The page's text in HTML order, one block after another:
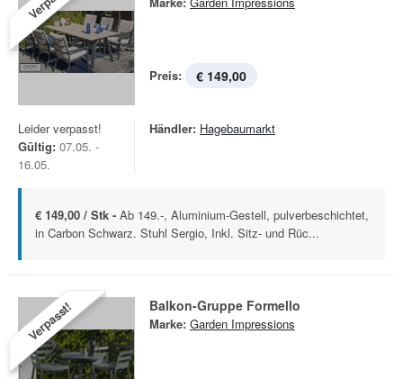
Preis: € 149,00
Leider verpasst!
Gültig: 07.05. -
16.05.
Händler: Hagebaumarkt
€ 149,00 / Stk - Ab 149.-, Aluminium-Gestell, pulverbeschichtet,
in Carbon Schwarz. Stuhl Sergio, Inkl. Sitz- und Rüc...
Verpasst! Balkon-Gruppe Formello
Marke: Garden Impressions